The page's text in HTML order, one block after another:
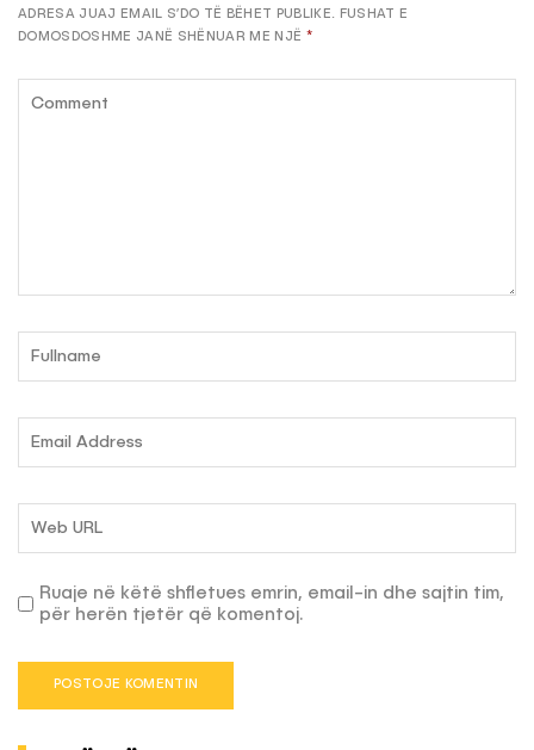
ADRESA JUAJ EMAIL S’DO TË BËHET PUBLIKE. FUSHAT E
DOMOSDOSHME JANË SHËNUAR ME NJË *
Ruaje në këtë shfletues emrin, email-in dhe sajtin tim,
për herën tjetër që komentoj.